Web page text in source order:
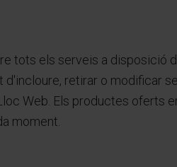
tots els serveis a disposició
d'incloure, retirar o modificar
Web. Els productes oferts
moment.